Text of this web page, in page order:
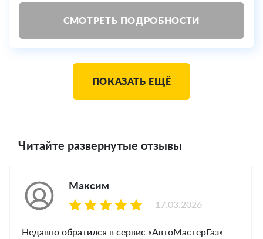
СМОТРЕТЬ ПОДРОБНОСТИ
ПОКАЗАТЬ ЕЩЁ
Читайте развернутые отзывы
Максим
Недавно обратился в сервис «АвтоМастерГаз»
17.03.2026